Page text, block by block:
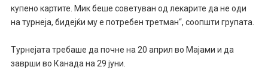
купено картите. Мик беше советуван од лекарите да не оди
на турнеја, бидејќи му е потребен третман“, соопшти групата.
Турнејата требаше да почне на 20 април во Мајами и да
заврши во Канада на 29 јуни.